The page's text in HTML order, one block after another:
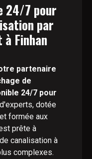
24/7 pour
par
à Finhan
partenaire
de
24/7 pour
dotée
formée aux
prête à
canalisation à
complexes.